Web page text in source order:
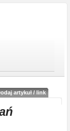
artykuł / link